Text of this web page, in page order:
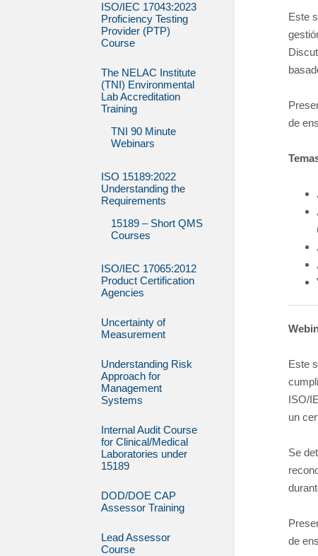
ISO/IEC 17043:2023
Proficiency Testing
Provider (PTP)
Course
The NELAC Institute
(TNI) Environmental
Lab Accreditation
Training
TNI 90 Minute
Webinars
ISO 15189:2022
Understanding the
Requirements
15189 – Short QMS
Courses
ISO/IEC 17065:2012
Product Certification
Agencies
Uncertainty of
Measurement
Understanding Risk
Approach for
Management
Systems
Internal Audit Course
for Clinical/Medical
Laboratories under
15189
DOD/DOE CAP
Assessor Training
Lead Assessor
Course
Este
de
Este
ISO/
un
Se
de